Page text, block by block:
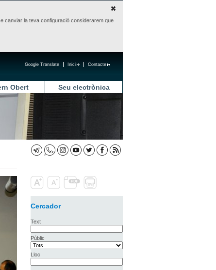
canviar la teva configuració considerarem que
Contacte
Inici
Google Translate
Obert Seu electrònica
Cercador
Text
Públic
Lloc